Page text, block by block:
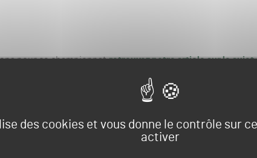
des cookies et vous donne le contrôle sur
activer
pour ce championnat,retrouvez notre article sur le sujet.